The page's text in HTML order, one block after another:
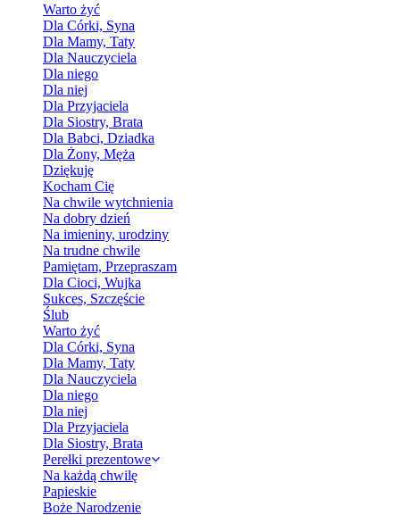
Warto żyć
Dla Córki, Syna
Dla Mamy, Taty
Dla Nauczyciela
Dla niego
Dla niej
Dla Przyjaciela
Dla Siostry, Brata
Dla Babci, Dziadka
Dla Żony, Męża
Dziękuję
Kocham Cię
Na chwile wytchnienia
Na dobry dzień
Na imieniny, urodziny
Na trudne chwile
Pamiętam, Przepraszam
Dla Cioci, Wujka
Sukces, Szczęście
Ślub
Warto żyć
Dla Córki, Syna
Dla Mamy, Taty
Dla Nauczyciela
Dla niego
Dla niej
Dla Przyjaciela
Dla Siostry, Brata
Perełki prezentowe
Na każdą chwilę
Papieskie
Boże Narodzenie